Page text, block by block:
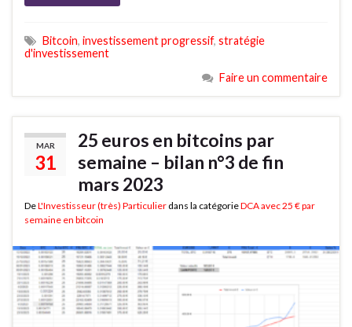
Bitcoin, investissement progressif, stratégie
d'investissement
Faire un commentaire
MAR
31
25 euros en bitcoins par
semaine – bilan n°3 de fin
mars 2023
DeL'Investisseur (très) Particulier dans la catégorieDCA avec 25 € par
semaine en bitcoin